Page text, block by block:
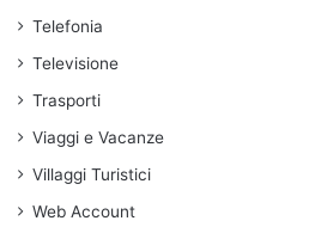
Telefonia
Televisione
Trasporti
Viaggi e Vacanze
Villaggi Turistici
Web Account